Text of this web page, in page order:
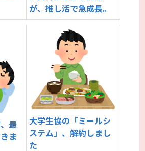
が、推し活で急成長。
最
ま
大学生協の「ミールシ
ステム」、解約しまし
た